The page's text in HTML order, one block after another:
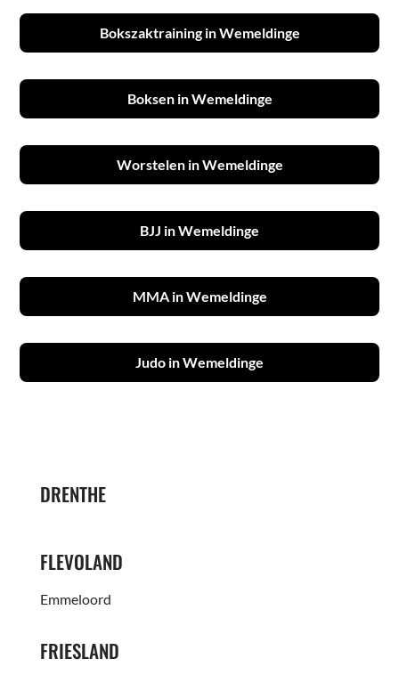
Bokszaktraining in Wemeldinge
Boksen in Wemeldinge
Worstelen in Wemeldinge
BJJ in Wemeldinge
MMA in Wemeldinge
Judo in Wemeldinge
DRENTHE
FLEVOLAND
Emmeloord
FRIESLAND